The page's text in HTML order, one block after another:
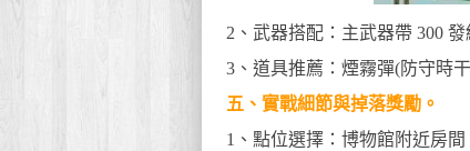
2、武器搭配：主武器帶 300
3、道具推薦：煙霧彈(防守時
五、實戰細節與掉落獎勵。
1、點位選擇：博物館附近房